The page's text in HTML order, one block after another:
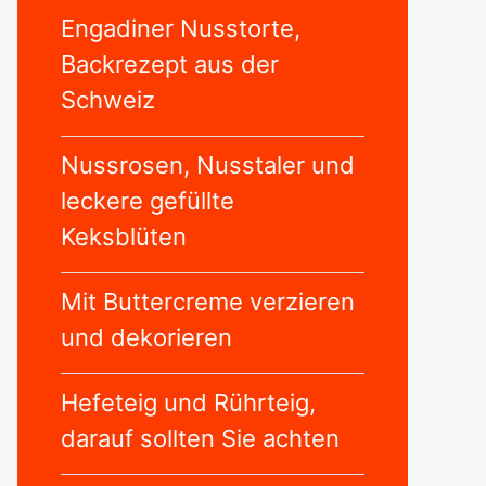
Engadiner Nusstorte,
Backrezept aus der
Schweiz
Nussrosen, Nusstaler und
leckere gefüllte
Keksblüten
Mit Buttercreme verzieren
und dekorieren
Hefeteig und Rührteig,
darauf sollten Sie achten